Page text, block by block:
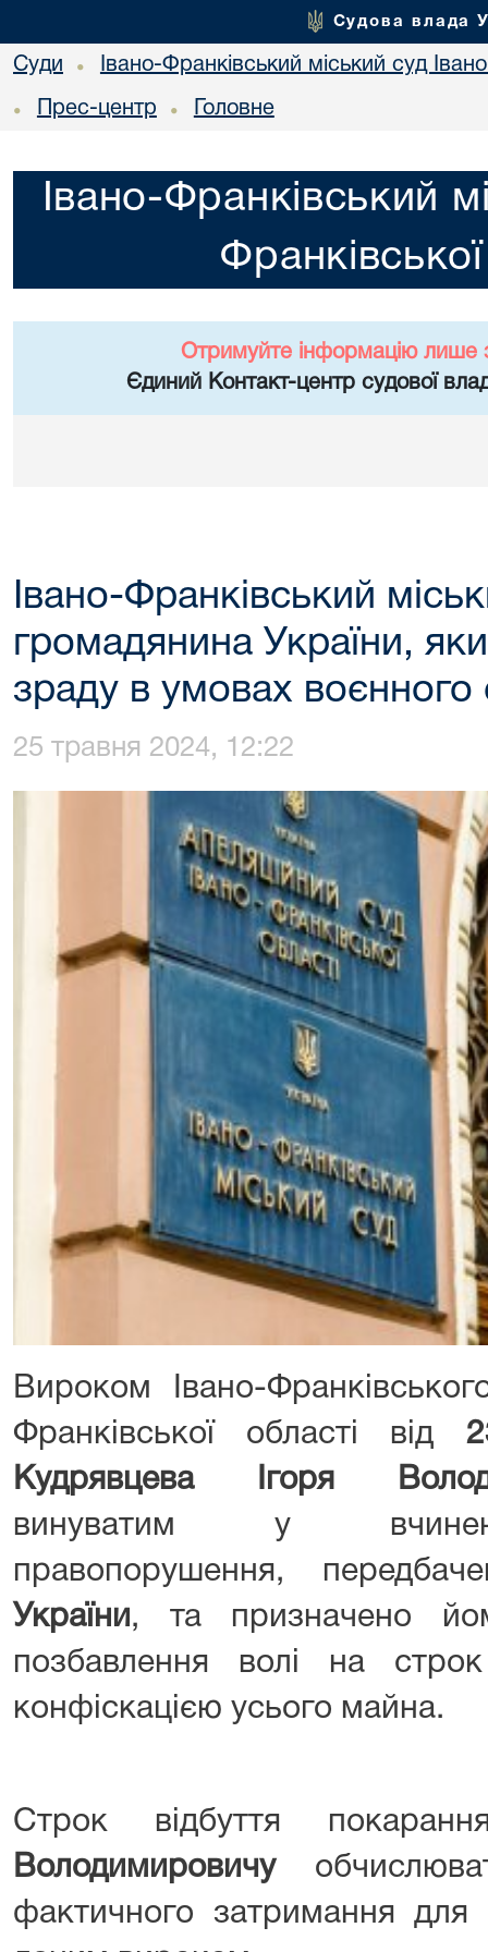
Судова влада
Суди • Івано-Франківський міський суд
• Прес-центр • Головне
Івано-Франківський
Отримуйте інформацію лише
Єдиний Контакт-центр судової
Івано-Франківський
громадянина України,
зраду в умовах воєнного
25 травня 2024, 12:22
Вироком Івано-
Франківської області від
Кудрявцева Ігоря
винуватим у
правопорушення,
України , та призначено
позбавлення волі на
конфіскацією усього майна.
Строк відбуття
Володимировичу
фактичного затримання для